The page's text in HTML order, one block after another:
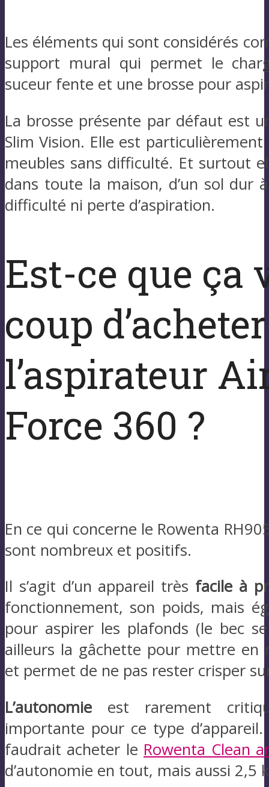
Les éléments qui sont considérés
support mural qui permet le
suceur fente et une brosse pour
La brosse présente par défaut est
Slim Vision. Elle est
meubles sans difficulté. Et surtout
dans toute la maison, d’un sol dur
difficulté ni perte d’aspiration.
Est-ce que ça
coup d’acheter
l’aspirateur
Force 360 ?
En ce qui concerne le Rowenta
sont nombreux et positifs.
Il s’agit d’un appareil très facile à
fonctionnement, son poids, mais
pour aspirer les plafonds (le bec
ailleurs la gâchette pour mettre en
et permet de ne pas rester crisper
L’autonomie est rarement
importante pour ce type
faudrait acheter le Rowenta Clean
d’autonomie en tout, mais aussi 2,5